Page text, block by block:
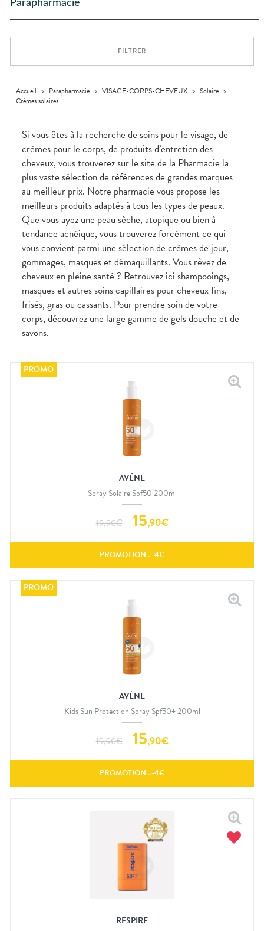
pharmacie
alimentaires
Dispositifs
CHEVEUX
Cheveux
Corps
Solaire
Troubles
urinaires
Trousse à
MINCEUR-
Etendre
Douleurs
Douleurs
musculaires
NUTRITION
Etendre
Etendre
Irritations
OREILLES
Maux
de gorge
Rhumes
- état
grippaux
Soins
des
oreilles
Toux
grasses
Toux
sèches
SANTÉ-
NUTRITION
Etendre
Boissons et
Aliments
Compléments
alimentaires
SOINS
DENTAIRES
Etendre
Soins
dentaires
Bains de
bouche
Gencives
Hygiène
bucco-
dentaire
TROUBLES DE
LA
CIRCULATION
Etendre
Jambes
lourdes
UTILES
PHARMACIES
DISPOSITIFS
APPLICATION
D’ORDONNANCE
Parapharmacie
FILTRER
Accueil > Parapharmacie > VISAGE-CORPS-CHEVEUX > Solaire >
Crèmes solaires
Si vous êtes à la recherche de soins pour le visage, de
crèmes pour le corps, de produits d’entretien des
cheveux, vous trouverez sur le site de la Pharmacie la
plus vaste sélection de références de grandes marques
au meilleur prix. Notre pharmacie vous propose les
meilleurs produits adaptés à tous les types de peaux.
Que vous ayez une peau sèche, atopique ou bien à
tendance acnéique, vous trouverez forcément ce qui
vous convient parmi une sélection de crèmes de jour,
gommages, masques et démaquillants. Vous rêvez de
cheveux en pleine santé ? Retrouvez ici shampooings,
masques et autres soins capillaires pour cheveux fins,
frisés, gras ou cassants. Pour prendre soin de votre
corps, découvrez une large gamme de gels douche et de
savons.
AVÈNE
Spray Solaire Spf50 200ml
19,90€ 15,90€
PROMOTION : -4€
AVÈNE
Kids Sun Protection Spray Spf50+ 200ml
19,90€ 15,90€
PROMOTION : -4€
RESPIRE